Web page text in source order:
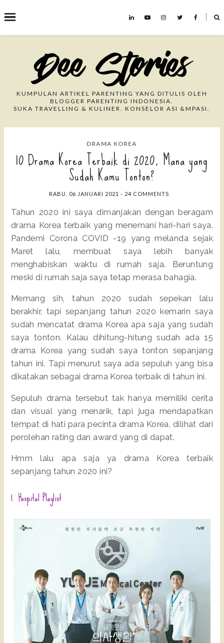
˟
Search This Blog
KUMPULAN ARTIKEL PARENTING YANG DITULIS OLEH
BLOGGER PARENTING INDONESIA.
SUKA TRAVELLING & KULINER. KONSELOR ASI &MPASI.
DRAMA KOREA
10 Drama Korea Terbaik di 2020, Mana yang
Sudah Kamu Tonton?
RABU, 06 JANUARI 2021- 24 COMMENTS
Tahun 2020 ini saya dimanjakan dengan beragam
drama Korea terbaik yang menemani hari-hari saya.
Pandemi Corona COVID -19 yang melanda sejak
Maret lalu, membuat saya lebih banyak
menghabiskan waktu di rumah saja. Beruntung
meski di rumah saja saya tetap merasa bahagia.
Memang sih, tahun 2020 sudah sepekan lalu
berakhir, tapi sepanjang tahun 2020 kemarin saya
sudah mencatat drama Korea apa saja yang sudah
saya tonton. Kalau dihitung-hitung sudah ada 15
drama Korea yang sudah saya tonton sepanjang
tahun ini. Tapi menurut saya ada sepuluh yang bisa
dikatakan sebagai drama Korea terbaik di tahun ini.
Sepuluh drama tersebut tak hanya memiliki cerita
dan visual yang menarik, tapi juga mendapatkan
tempat di hati para pecinta drama Korea, dilihat dari
perolehan rating dan award yang di dapat.
Hmm lalu apa saja ya drama Korea terbaik
sepanjang tahun 2020 ini?
1. Hospital Playlist